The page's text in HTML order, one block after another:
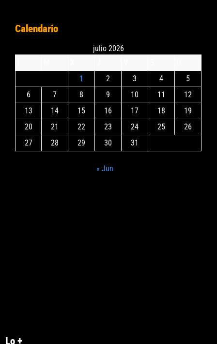
Calendario
julio 2026
1
2 3 4
5
6
7 8 9 10 11
12
13
14 15 16 17 18
19
20
21 22 23 24 25
26
27
28 29 30 31
« Jun
Lo +